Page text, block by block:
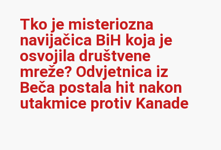
Tko je misteriozna
navijačica BiH koja je
osvojila društvene
mreže? Odvjetnica iz
Beča postala hit nakon
utakmice protiv Kanade